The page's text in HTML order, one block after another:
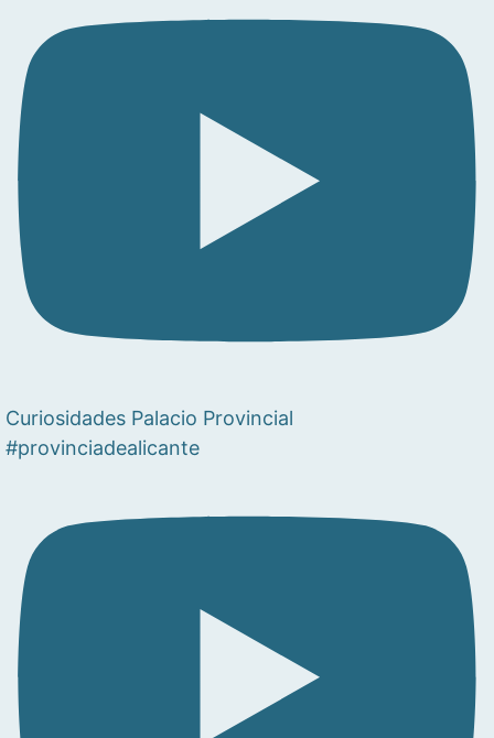
Curiosidades Palacio Provincial
#provinciadealicante